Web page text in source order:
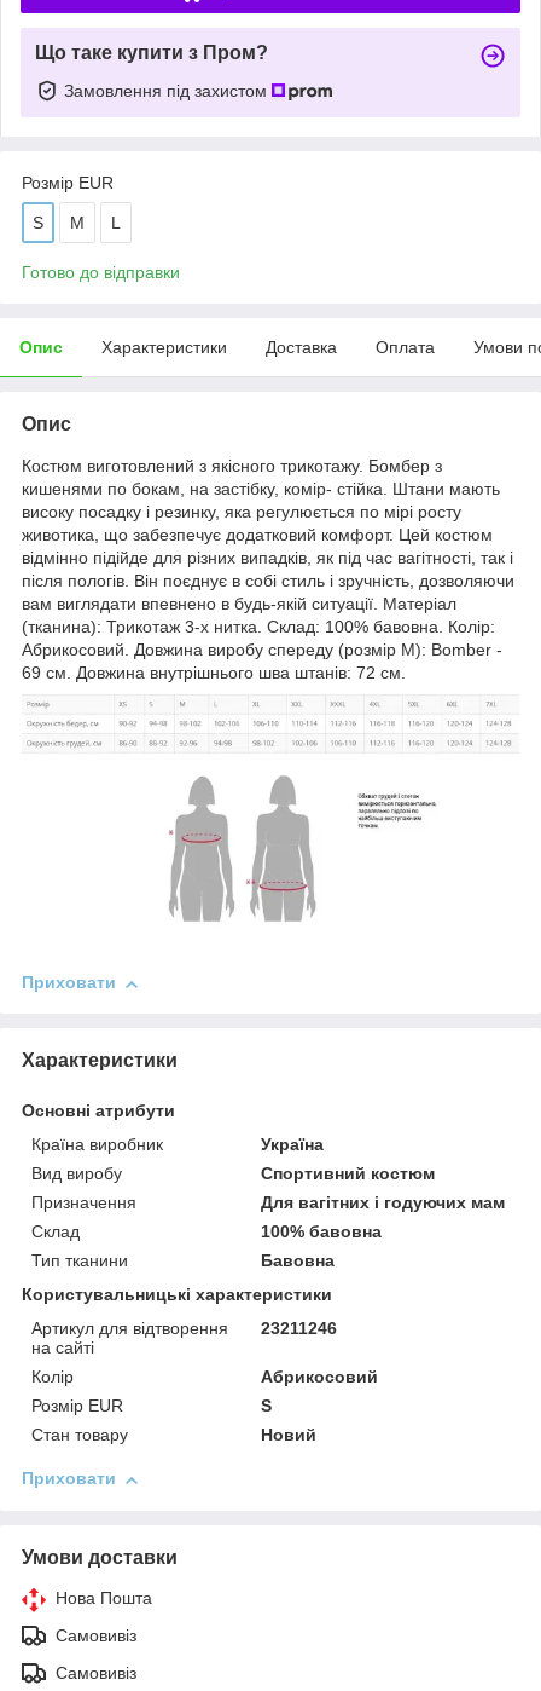
Що таке купити з Пром?
Замовлення під захистом
Розмір EUR
S M L
Готово до відправки
Опис Характеристики Доставка Оплата Умови
Опис
Костюм виготовлений з якісного трикотажу. Бомбер з
кишенями по бокам, на застібку, комір- стійка. Штани мають
високу посадку і резинку, яка регулюється по мірі росту
животика, що забезпечує додатковий комфорт. Цей костюм
відмінно підійде для різних випадків, як під час вагітності, так і
після пологів. Він поєднує в собі стиль і зручність, дозволяючи
вам виглядати впевнено в будь-якій ситуації. Матеріал
(тканина): Трикотаж 3-х нитка. Склад: 100% бавовна. Колір:
Абрикосовий. Довжина виробу спереду (розмір М): Bomber -
69 см. Довжина внутрішнього шва штанів: 72 см.
Приховати
Характеристики
Основні атрибути
Країна виробник
Україна
Вид виробу
Спортивний костюм
Призначення
Для вагітних і годуючих мам
Склад
100% бавовна
Тип тканини
Бавовна
Користувальницькі характеристики
Артикул для відтворення
на сайті
23211246
Колір
Абрикосовий
Розмір EUR
S
Стан товару
Новий
Приховати
Умови доставки
Нова Пошта
Самовивіз
Самовивіз